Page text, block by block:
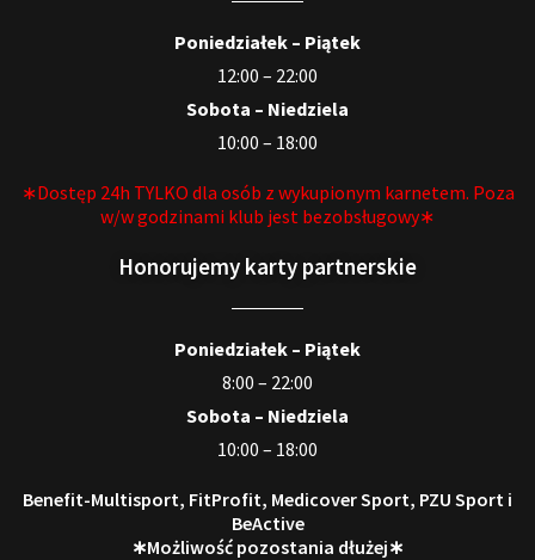
Poniedziałek – Piątek
12:00 – 22:00
Sobota – Niedziela
10:00 – 18:00
∗Dostęp 24h TYLKO dla osób z wykupionym karnetem. Poza
w/w godzinami klub jest bezobsługowy∗
Honorujemy karty partnerskie
Poniedziałek – Piątek
8:00 – 22:00
Sobota – Niedziela
10:00 – 18:00
Benefit-Multisport, FitProfit, Medicover Sport, PZU Sport i
BeActive
∗Możliwość pozostania dłużej∗